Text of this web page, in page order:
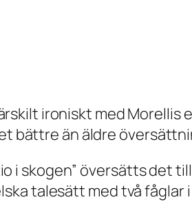
ironiskt med
bättre än äldre
i skogen” översätts det
talesätt med två